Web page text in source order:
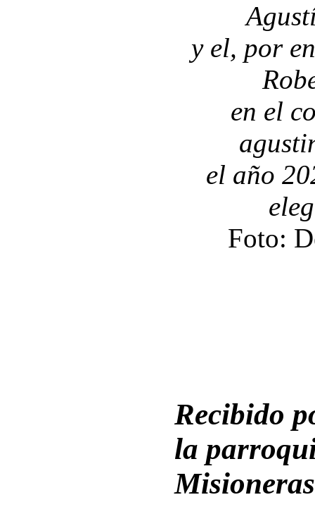
y el, por
en el
el año
Foto:
Recibido
la